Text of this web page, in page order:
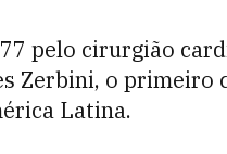
pelo cirurgião
Zerbini, o primeiro
Latina.